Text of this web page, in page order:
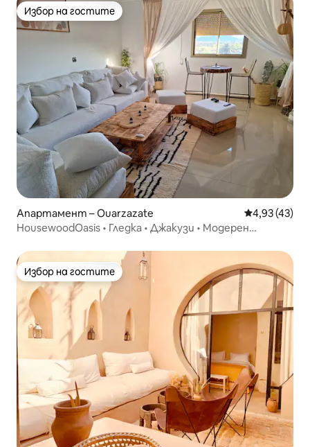
Избор на гостите
Избор на гостите
Апартамент – Ouarzazate Средна
4,93 (43)
HousewoodOasis • Гледка • Джакузи • Модерен
Избор на гостите
Избор на гостите